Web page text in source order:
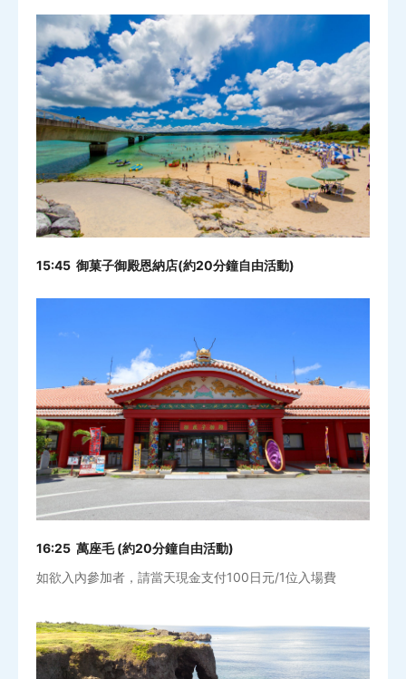
15:45 御菓子御殿恩納店(約20分鐘自由活動)
16:25 萬座毛 (約20分鐘自由活動)
如欲入內參加者，請當天現金支付100日元/1位入場費